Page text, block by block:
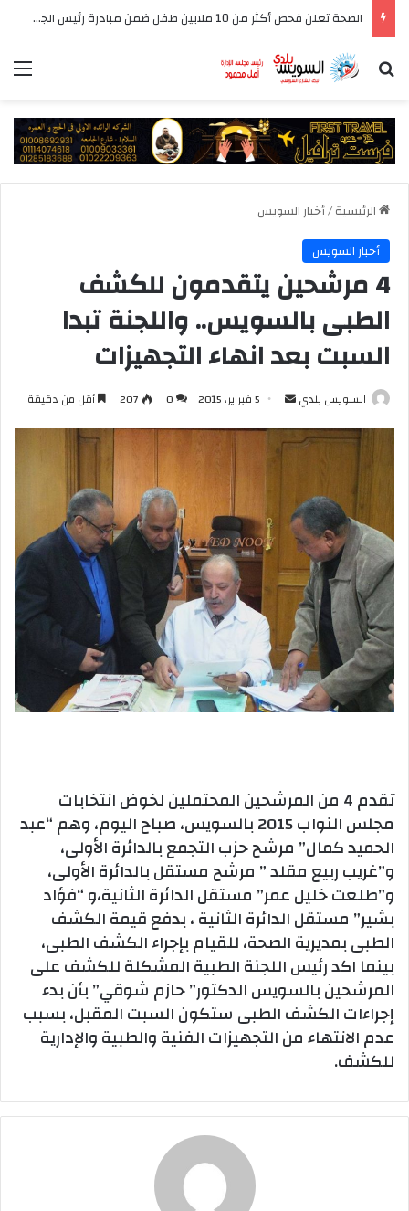
الصحة تعلن فحص أكثر من 10 ملايين طفل ضمن مبادرة رئيس الجمهورية للكشف المبكر وعلاج فقدان السمع لدى حديثي الولادة
بحث عن
الرئيسية/أخبار السويس
أخبار السويس
4 مرشحين يتقدمون للكشف
الطبى بالسويس.. واللجنة تبدا
السبت بعد انهاء التجهيزات
السويس بلدي
أرسل
إلكترونيا
5 فبراير، 2015 0
207 أقل من دقيقة
تقدم 4 من المرشحين المحتملين لخوض انتخابات
مجلس النواب 2015 بالسويس، صباح اليوم، وهم “عبد
الحميد كمال” مرشح حزب التجمع بالدائرة الأولى،
و”غريب ربيع مقلد ” مرشح مستقل بالدائرة الأولى،
و”طلعت خليل عمر” مستقل الدائرة الثانية،و “فؤاد
بشير” مستقل الدائرة الثانية ، بدفع قيمة الكشف
الطبى بمديرية الصحة، للقيام بإجراء الكشف الطبى،
بينما اكد رئيس اللجنة الطبية المشكلة للكشف على
المرشحين بالسويس الدكتور” حازم شوقي” بأن بدء
إجراءات الكشف الطبى ستكون السبت المقبل، بسبب
عدم الانتهاء من التجهيزات الفنية والطبية والإدارية
للكشف.